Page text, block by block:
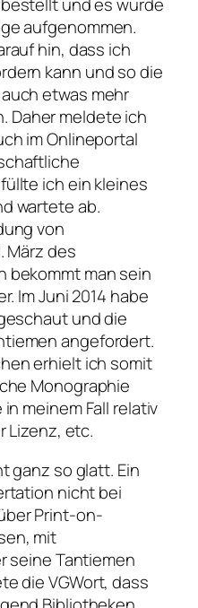
und es wurde
aufgenommen.
hin, dass ich
kann und so die
etwas mehr
Daher meldete ich
im Onlineportal
ich ein kleines
wartete ab.
von
März des
bekommt man sein
Im Juni 2014 habe
und die
angefordert.
erhielt ich somit
Monographie
meinem Fall relativ
Lizenz, etc.
ganz so glatt. Ein
nicht bei
Print-on-
mit
seine Tantiemen
die VGWort, dass